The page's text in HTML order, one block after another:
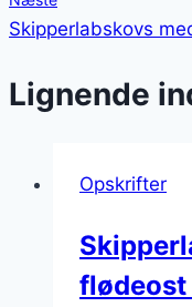
Skipperlabskovs
Lignende
Opskrifter